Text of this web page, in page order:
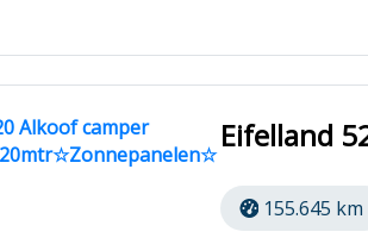
Eifelland
155.645 km